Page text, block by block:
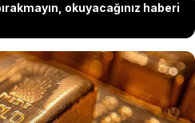
okuyacağınız haberi
yeniden "parasal